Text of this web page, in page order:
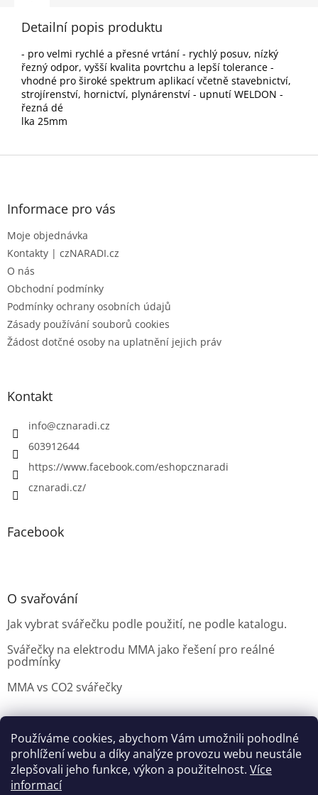
Používáme cookies, abychom Vám umožnili pohodlné
prohlížení webu a díky analýze provozu webu neustále
zlepšovali jeho funkce, výkon a použitelnost. Více
informací
Detailní popis produktu
- pro velmi rychlé a přesné vrtání - rychlý posuv, nízký
řezný odpor, vyšší kvalita povrtchu a lepší tolerance -
vhodné pro široké spektrum aplikací včetně stavebnictví,
strojírenství, hornictví, plynárenství - upnutí WELDON -
řezná dé
lka 25mm
Z
Informace pro vás
Moje objednávka
Kontakty | czNARADI.cz
O nás
Obchodní podmínky
Podmínky ochrany osobních údajů
Zásady používání souborů cookies
Žádost dotčné osoby na uplatnění jejich práv
Kontakt
info@cznaradi.cz
603912644
https://www.facebook.com/eshopcznaradi
cznaradi.cz/
Facebook
O svařování
Jak vybrat svářečku podle použití, ne podle katalogu.
Svářečky na elektrodu MMA jako řešení pro reálné
podmínky
MMA vs CO2 svářečky
Možnosti doručení Nakupovani Možností platby
Výběr svářečky